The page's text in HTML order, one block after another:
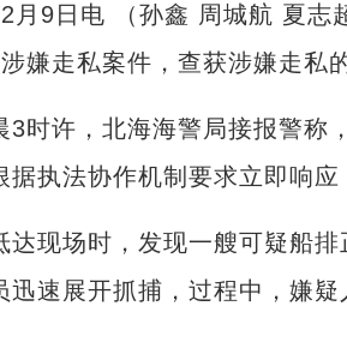
9日电 （孙鑫 周城航 夏志
嫌走私案件，查获涉嫌走私
许，北海海警局接报警称
执法协作机制要求立即响应
场时，发现一艘可疑船排
迅速展开抓捕，过程中，嫌